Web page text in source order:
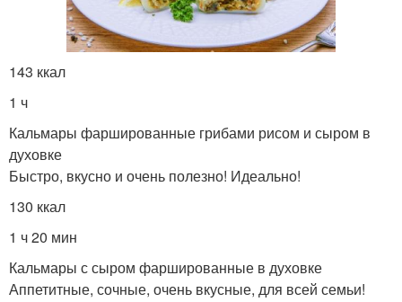
143 ккал
1 ч
Кальмары фаршированные грибами рисом и сыром в
духовке
Быстро, вкусно и очень полезно! Идеально!
130 ккал
1 ч 20 мин
Кальмары с сыром фаршированные в духовке
Аппетитные, сочные, очень вкусные, для всей семьи!